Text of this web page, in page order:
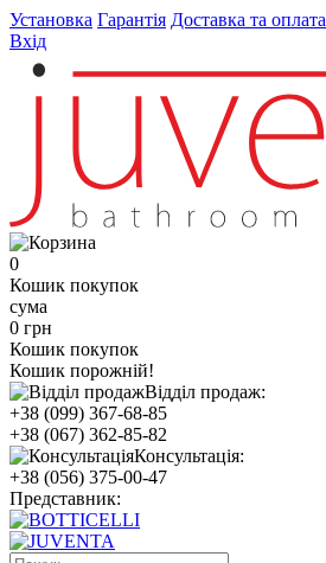
Установка Гарантія Доставка та оплата
Вхід
0
Кошик покупок
сума
0 грн
Кошик покупок
Кошик порожній!
Відділ продаж:
+38 (099) 367-68-85
+38 (067) 362-85-82
Консультація:
+38 (056) 375-00-47
Представник: